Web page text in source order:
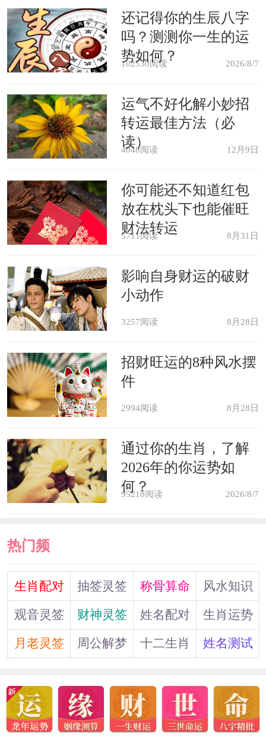
梦见担心丈夫头发掉落变成秃顶，
这是用梦境体现了对丈夫的无能、软弱
求学者梦见秃顶，预示着学业上，
不会被周围人影响学习，会在安静的环
老人梦见自己秃顶，要避免与人争
执，争执定不利。
欢
还记得你的生辰八字
吗？测测你一生的运
势如何？
102530阅读 2026/8/7
运气不好化解小妙招
转运最佳方法（必
读）
4048阅读 12月9日
你可能还不知道红包
放在枕头下也能催旺
财法转运
5711阅读 8月31日
影响自身财运的破财
小动作
3257阅读 8月28日
招财旺运的8种风水摆
件
2994阅读 8月28日
通过你的生肖，了解
2026年的你运势如
何？
95218阅读 2026/8/7
热门频
道生肖配对 抽签灵签 称骨算命
风水知识
观音灵签
财神灵签 姓名配对
生肖运势
月老灵签
周公解梦 十二生肖 姓名测试